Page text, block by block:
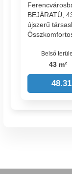
BEJÁRATÚ,
újszerű
Belső
43 m²